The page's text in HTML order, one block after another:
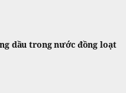
dầu trong nước đồng loạt